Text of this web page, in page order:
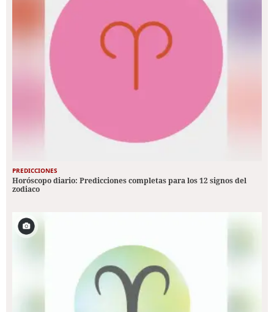
PREDICCIONES
Horóscopo diario: Predicciones completas para los 12 signos del
zodiaco